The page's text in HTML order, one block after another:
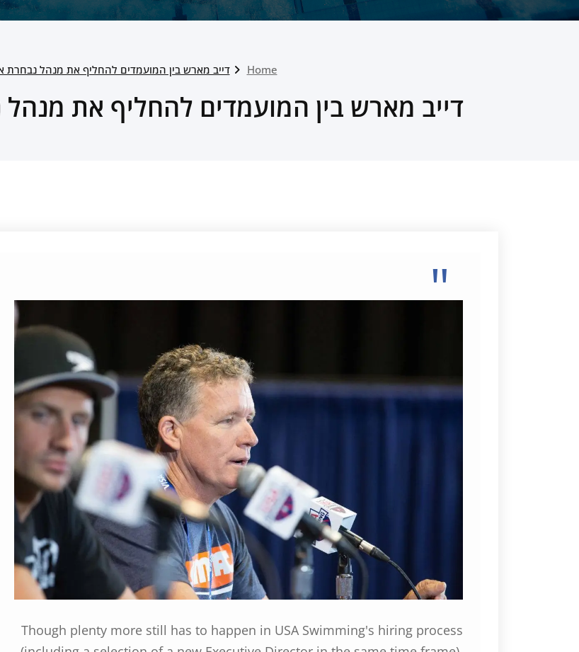
Home דייב מארש בין המועמדים להחליף את מנהל
דייב מארש בין המועמדים להחליף את
Though plenty more still has to happen in USA Swimming's hiring process